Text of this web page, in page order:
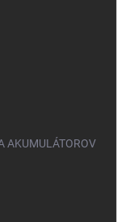
AKUMULÁTOROV